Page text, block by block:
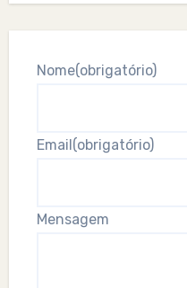
Nome(obrigatório)
Email (obrigatório)
Mensagem